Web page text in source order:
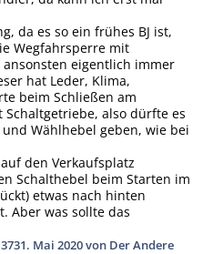
da es so ein frühes BJ ist,
Wegfahrsperre mit
eigentlich immer
hat Leder, Klima,
beim Schließen am
Schaltgetriebe, also dürfte es
Wählhebel geben, wie bei
den Verkaufsplatz
Schalthebel beim Starten im
etwas nach hinten
Aber was sollte das
31. Mai 2020von Der Andere